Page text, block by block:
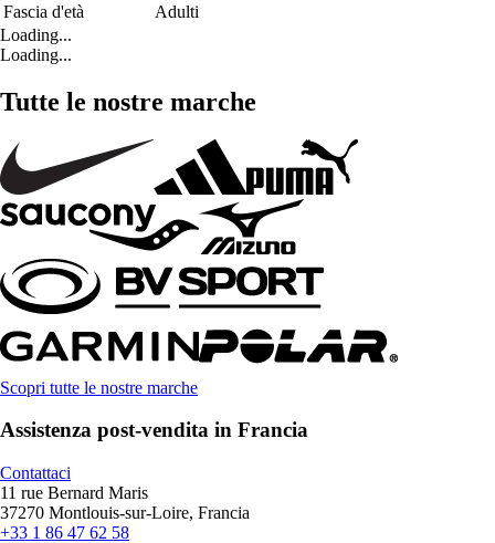
Fascia d'età
Adulti
Loading...
Loading...
Tutte le nostre marche
Scopri tutte le nostre marche
Assistenza post-vendita in Francia
Contattaci
11 rue Bernard Maris
37270 Montlouis-sur-Loire, Francia
+33 1 86 47 62 58